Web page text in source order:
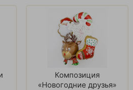
Композиция
«Новогодние друзья»